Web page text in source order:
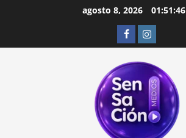
agosto 8, 2026 01:51:48
FacebookInstagram